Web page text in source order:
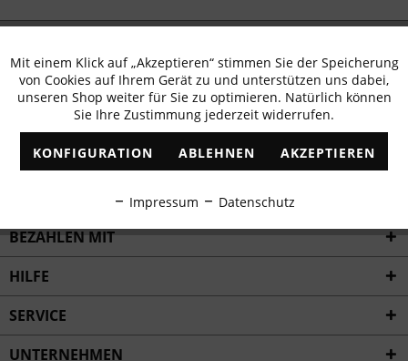
Schreiben Sie eine Nachricht an:
WIR VERSENDEN MIT
FOLLOW US
TRUSTED SHOPS BEWERTUNGEN
BEZAHLEN MIT
HILFE
SERVICE
UNTERNEHMEN
Funktionale Aktiv
Marketing Inaktiv
Tracking Inaktiv
Personalisierung Inaktiv
Service
Mit einem Klick auf „Akzeptieren“ stimmen Sie der Speicherung
von Cookies auf Ihrem Gerät zu und unterstützen uns dabei,
unseren Shop weiter für Sie zu optimieren. Natürlich können
Sie Ihre Zustimmung jederzeit widerrufen.
KONFIGURATION ABLEHNEN AKZEPTIEREN
Impressum Datenschutz